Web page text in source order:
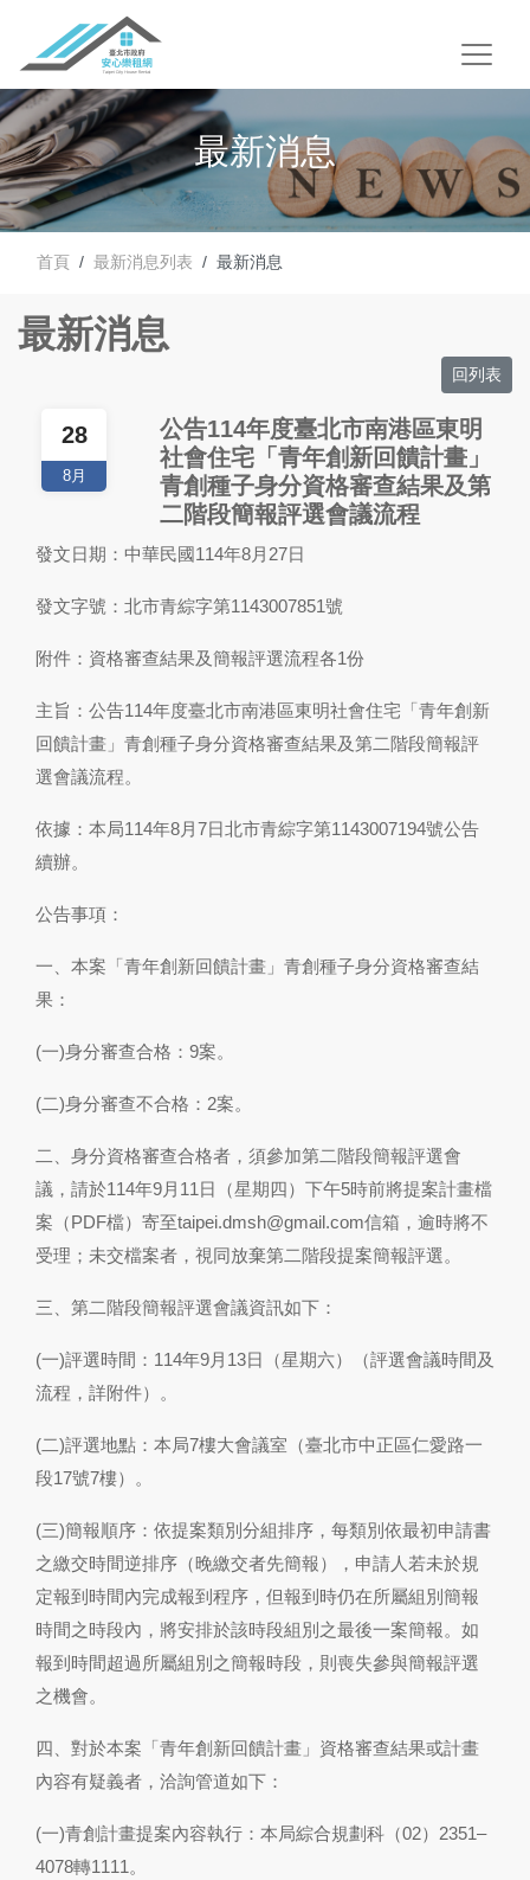
最新消息
首頁 最新消息列表 最新消息
最新消息
回列表
28
8月
公告114年度臺北市南港區東明
社會住宅「青年創新回饋計畫」
青創種子身分資格審查結果及第
二階段簡報評選會議流程
發文日期：中華民國114年8月27日
發文字號：北市青綜字第1143007851號
附件：資格審查結果及簡報評選流程各1份
主旨：公告114年度臺北市南港區東明社會住宅「青年創新
回饋計畫」青創種子身分資格審查結果及第二階段簡報評
選會議流程。
依據：本局114年8月7日北市青綜字第1143007194號公告
續辦。
公告事項：
一、本案「青年創新回饋計畫」青創種子身分資格審查結
果：
(一)身分審查合格：9案。
(二)身分審查不合格：2案。
二、身分資格審查合格者，須參加第二階段簡報評選會
議，請於114年9月11日（星期四）下午5時前將提案計畫檔
案（PDF檔）寄至taipei.dmsh@gmail.com信箱，逾時將不
受理；未交檔案者，視同放棄第二階段提案簡報評選。
三、第二階段簡報評選會議資訊如下：
(一)評選時間：114年9月13日（星期六）（評選會議時間及
流程，詳附件）。
(二)評選地點：本局7樓大會議室（臺北市中正區仁愛路一
段17號7樓）。
(三)簡報順序：依提案類別分組排序，每類別依最初申請書
之繳交時間逆排序（晚繳交者先簡報），申請人若未於規
定報到時間內完成報到程序，但報到時仍在所屬組別簡報
時間之時段內，將安排於該時段組別之最後一案簡報。如
報到時間超過所屬組別之簡報時段，則喪失參與簡報評選
之機會。
四、對於本案「青年創新回饋計畫」資格審查結果或計畫
內容有疑義者，洽詢管道如下：
(一)青創計畫提案內容執行：本局綜合規劃科（02）2351–
4078轉1111。